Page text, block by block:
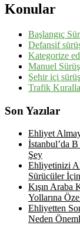
Konular
Başlangıç
Defansif
Kategorize
Manuel Sürüş
Şehir içi sürüş
Trafik
Son Yazılar
Ehliyet
İstanbul’da
Şey
Ehliyetinizi
Sürücüler
Kışın Araba
Yollarına
Ehliyetten
Neden